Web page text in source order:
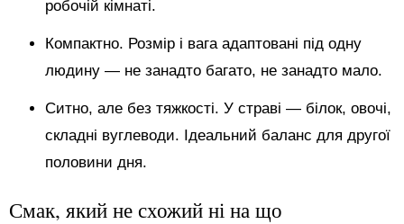
робочій кімнаті.
Компактно. Розмір і вага адаптовані під одну
людину — не занадто багато, не занадто мало.
Ситно, але без тяжкості. У страві — білок, овочі,
складні вуглеводи. Ідеальний баланс для другої
половини дня.
Смак, який не схожий ні на що